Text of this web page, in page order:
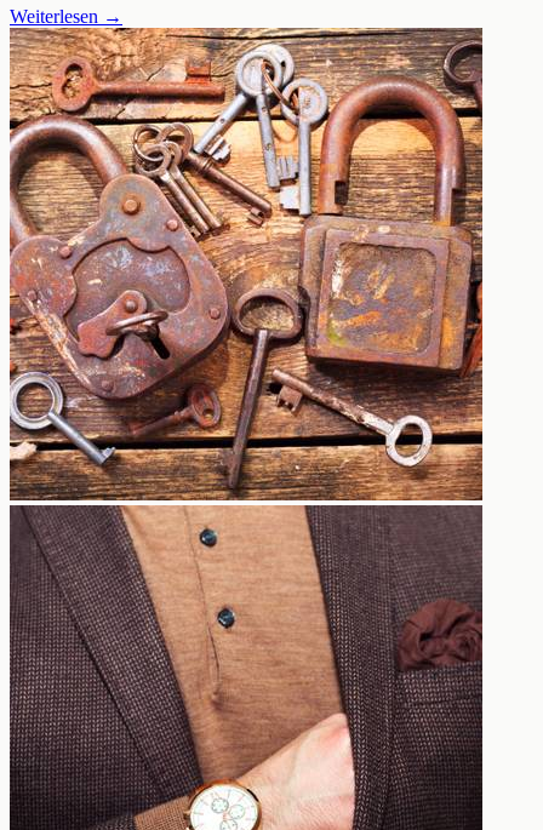
Weiterlesen →